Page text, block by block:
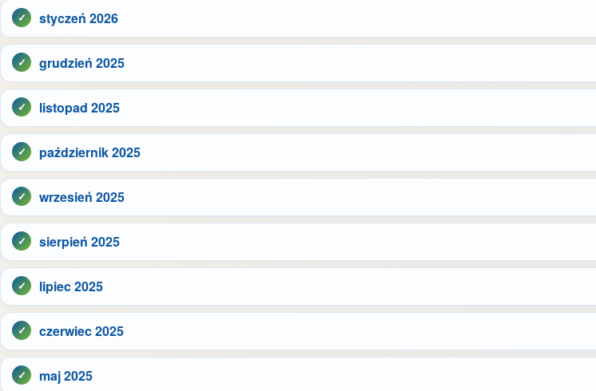
styczeń 2026
grudzień 2025
listopad 2025
październik 2025
wrzesień 2025
sierpień 2025
lipiec 2025
czerwiec 2025
maj 2025